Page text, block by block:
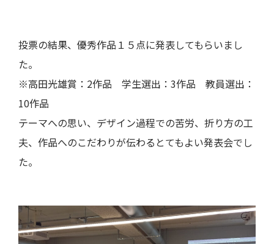
投票の結果、優秀作品１５点に発表してもらいまし
た。
※高田光雄賞：2作品 学生選出：3作品 教員選出：
10作品
テーマへの思い、デザイン過程での苦労、折り方の工
夫、作品へのこだわりが伝わるとてもよい発表会でし
た。